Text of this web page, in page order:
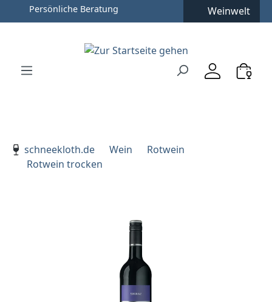
Zum Hauptinhalt springen
Zur Hauptnavigation springen
Weinwelt
schneekloth.de
Wein
Rotwein
Rotwein trocken
Bildergalerie überspringen